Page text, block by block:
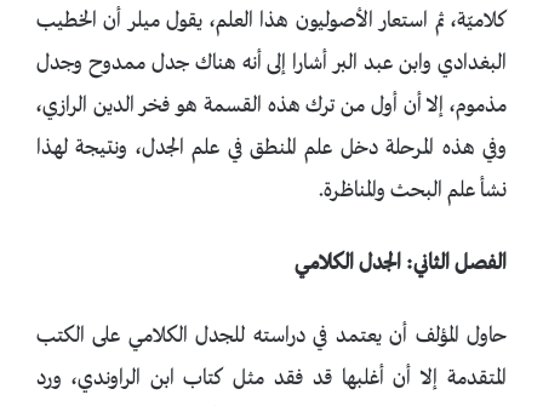
كلاميّة، ثم استعار الأصوليون هذا العلم، يقول ميلر أن الخطيب
البغدادي وابن عبد البر أشارا إلى أنه هناك جدل ممدوح وجدل
مذموم، إلا أن أول من ترك هذه القسمة هو فخر الدين الرازي،
وفي هذه المرحلة دخل علم المنطق في علم الجدل، ونتيجة لهذا
نشأ علم البحث والمناظرة.
الفصل الثاني: الجدل الكلامي
حاول المؤلف أن يعتمد في دراسته للجدل الكلامي على الكتب
المتقدمة إلا أن أغلبها قد فقد مثل كتاب ابن الراوندي، ورد